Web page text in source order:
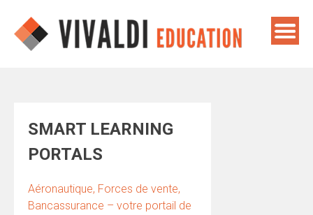
content
SMART LEARNING
PORTALS
Aéronautique, Forces de vente,
Bancassurance – votre portail de